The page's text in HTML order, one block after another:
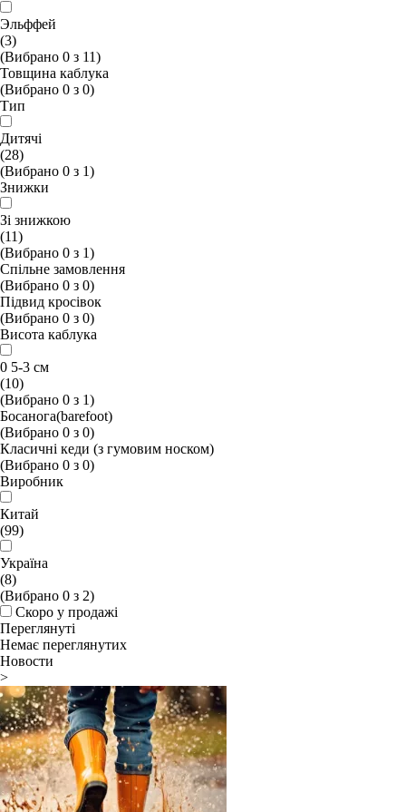
Эльффей
(3)
(Вибрано 0 з 11)
Товщина каблука
(Вибрано 0 з 0)
Тип
Дитячі
(28)
(Вибрано 0 з 1)
Знижки
Зі знижкою
(11)
(Вибрано 0 з 1)
Спільне замовлення
(Вибрано 0 з 0)
Підвид кросівок
(Вибрано 0 з 0)
Висота каблука
0 5-3 см
(10)
(Вибрано 0 з 1)
Босанога(barefoot)
(Вибрано 0 з 0)
Класичні кеди (з гумовим носком)
(Вибрано 0 з 0)
Виробник
Китай
(99)
Україна
(8)
(Вибрано 0 з 2)
Скоро у продажі
Переглянуті
Немає переглянутих
Новости
>